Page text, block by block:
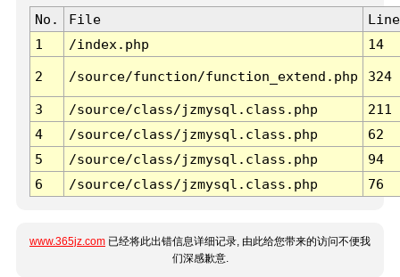
No. File
Line
1
/index.php 14
2 /source/function/function_extend.php 324
3 /source/class/jzmysql.class.php
211
4
/source/class/jzmysql.class.php
62
5
/source/class/jzmysql.class.php
94
6
/source/class/jzmysql.class.php 76
www.365jz.com 已经将此出错信息详细记录, 由此给您带来的访问不便我
们深感歉意.